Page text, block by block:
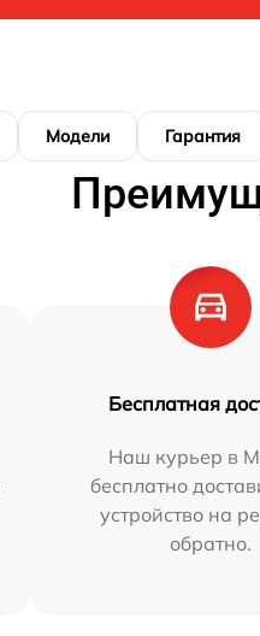
Модели Гарантия
Бесплатная
Наш курьер в
бесплатно
устройство на
обратно.